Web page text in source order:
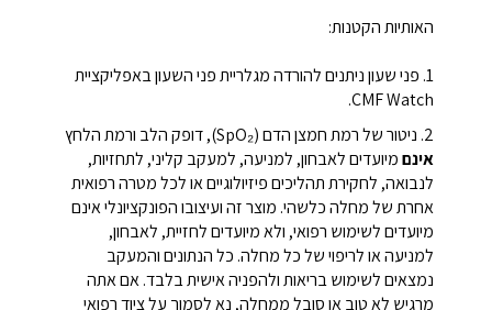
האותיות הקטנות:
1. פני שעון ניתנים להורדה מגלריית פני השעון באפליקציית
CMF Watch.
2. ניטור של רמת חמצן הדם (SpO₂), דופק הלב ורמת הלחץ
אינםמיועדים לאבחון, למניעה, למעקב קליני, לתחזיות,
לנבואה, לחקירת תהליכים פיזיולוגיים או לכל מטרה רפואית
אחרת של מחלה כלשהי. מוצר זה ועיצובו הפונקציונלי אינם
מיועדים לשימוש רפואי, ולא מיועדים לחזיית, לאבחון,
למניעה או לריפוי של כל מחלה. כל הנתונים והמעקב
נמצאים לשימוש בריאות ולהפניה אישית בלבד. אם אתה
מרגיש לא טוב או סובל ממחלה, נא לסמוך על ציוד רפואי